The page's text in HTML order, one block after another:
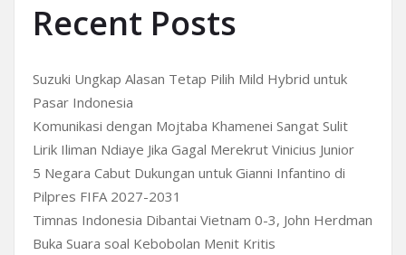
Recent Posts
Suzuki Ungkap Alasan Tetap Pilih Mild Hybrid untuk
Pasar Indonesia
Komunikasi dengan Mojtaba Khamenei Sangat Sulit
Lirik Iliman Ndiaye Jika Gagal Merekrut Vinicius Junior
5 Negara Cabut Dukungan untuk Gianni Infantino di
Pilpres FIFA 2027-2031
Timnas Indonesia Dibantai Vietnam 0-3, John Herdman
Buka Suara soal Kebobolan Menit Kritis